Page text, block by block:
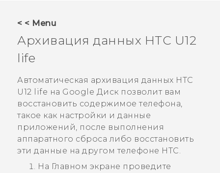
VIVERSE
ПОДДЕРЖКА
< < Menu
Архивация данных HTC U12
life
Автоматическая архивация данных HTC
U12 life на Google Диск позволит вам
восстановить содержимое телефона,
такое как настройки и данные
приложений, после выполнения
аппаратного сброса либо восстановить
эти данные на другом телефоне HTC.
На Главном экране проведите